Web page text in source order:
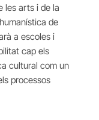
les arts i de la
de
a escoles i
cap els
cultural com un
processos